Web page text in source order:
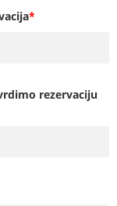
*
rezervaciju